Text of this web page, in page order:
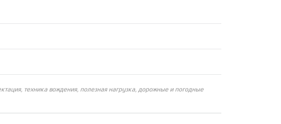
техника вождения, полезная нагрузка, дорожные и погодные